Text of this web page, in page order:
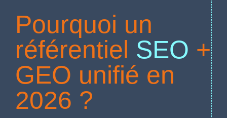
Pourquoi un
référentiel SEO +
GEO unifié en
2026 ?